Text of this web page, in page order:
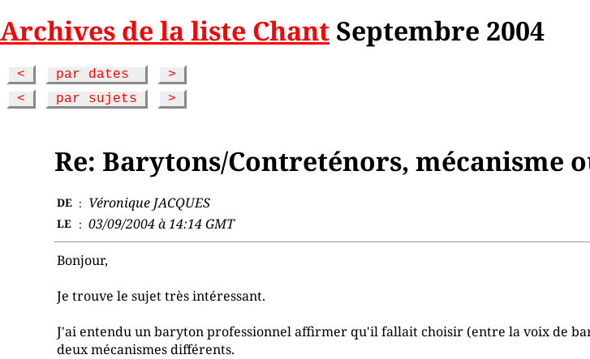
Archives de la liste Chant Septembre 2004
< par dates
>
<
par sujets >
Re: Barytons/Contreténors, mécanisme
DE : Véronique JACQUES
LE : 03/09/2004 à 14:14 GMT
Bonjour,
Je trouve le sujet très intéressant.
J'ai entendu un baryton professionnel affirmer qu'il fallait choisir (entre la voix de
deux mécanismes différents.